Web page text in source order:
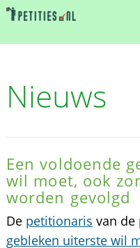
Nieuws
Een voldoende
wil moet, ook
worden gevolgd
De petitionaris van de
gebleken uiterste wil